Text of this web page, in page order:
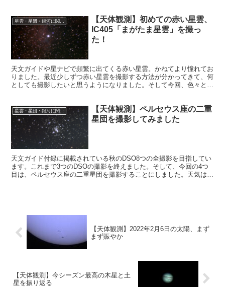
【天体観測】初めての赤い星雲、
IC405「まがたま星雲」を撮っ
た！
天文ガイドや星ナビで頻繁に出てくる赤い星雲。かねてより憧れてお
りました。最近少しずつ赤い星雲を撮影する方法が分かってきて、何
としても撮影したいと思うようになりました。そして今回、色々と調
星雲・星団・銀河に関する情報
【天体観測】ペルセウス座の二重
星団を撮影してみました
天文ガイド付録に掲載されている秋のDSO8つの全撮影を目指してい
ます。これまで3つのDSOの撮影を終えました。そして、今回の4つ
目は、ペルセウス座の二重星団を撮影することにしました。天気は
【天体観測】2022年2月6日の太陽、まず
まず賑やか
【天体観測】今シーズン最高の木星と土
星を振り返る